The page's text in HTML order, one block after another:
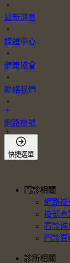
・
最新消息
・
媒體中心
・
健康協會
・
聯絡我們
・
網路掛號
會員登入
快捷選單
門診相關
網路掛
掛號查
看診進
門診異
診所相關